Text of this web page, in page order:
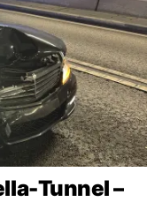
Tunnel –